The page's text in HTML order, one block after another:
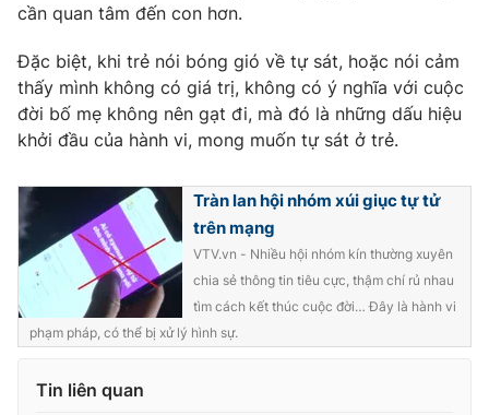
cần quan tâm đến con hơn.
Đặc biệt, khi trẻ nói bóng gió về tự sát, hoặc nói cảm
thấy mình không có giá trị, không có ý nghĩa với cuộc
đời bố mẹ không nên gạt đi, mà đó là những dấu hiệu
khởi đầu của hành vi, mong muốn tự sát ở trẻ.
Tràn lan hội nhóm xúi giục tự tử
trên mạng
VTV.vn - Nhiều hội nhóm kín thường xuyên
chia sẻ thông tin tiêu cực, thậm chí rủ nhau
tìm cách kết thúc cuộc đời… Đây là hành vi
phạm pháp, có thể bị xử lý hình sự.
Tin liên quan